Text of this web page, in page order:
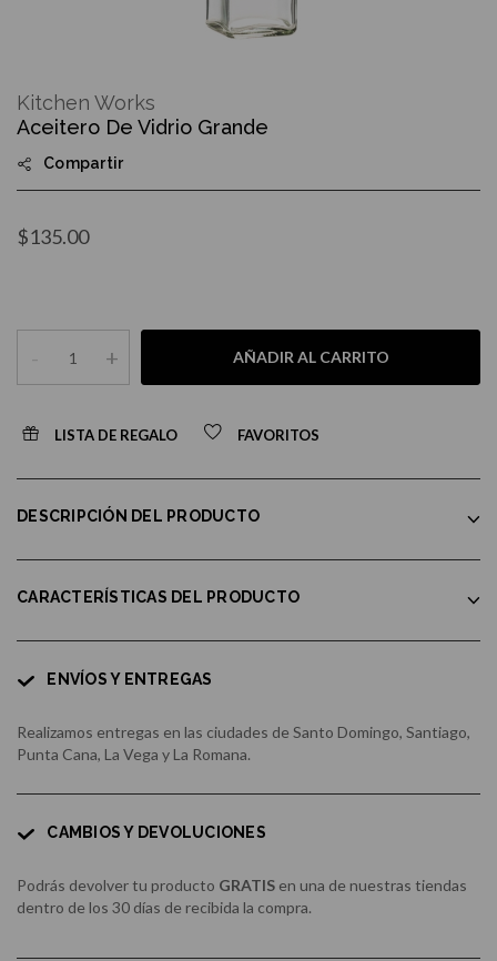
the
beginning
the
images
Aceitero De Vidrio Grande
Compartir
$135.00
- + AÑADIR AL CARRITO
LISTA DE REGALO FAVORITOS
Kitchen Works
DESCRIPCIÓN DEL PRODUCTO
CARACTERÍSTICAS DEL PRODUCTO
ENVÍOS Y ENTREGAS
Realizamos entregas en las ciudades de Santo Domingo, Santiago,
Punta Cana, La Vega y La Romana.
CAMBIOS Y DEVOLUCIONES
Podrás devolver tu producto GRATIS en una de nuestras tiendas
dentro de los 30 días de recibida la compra.